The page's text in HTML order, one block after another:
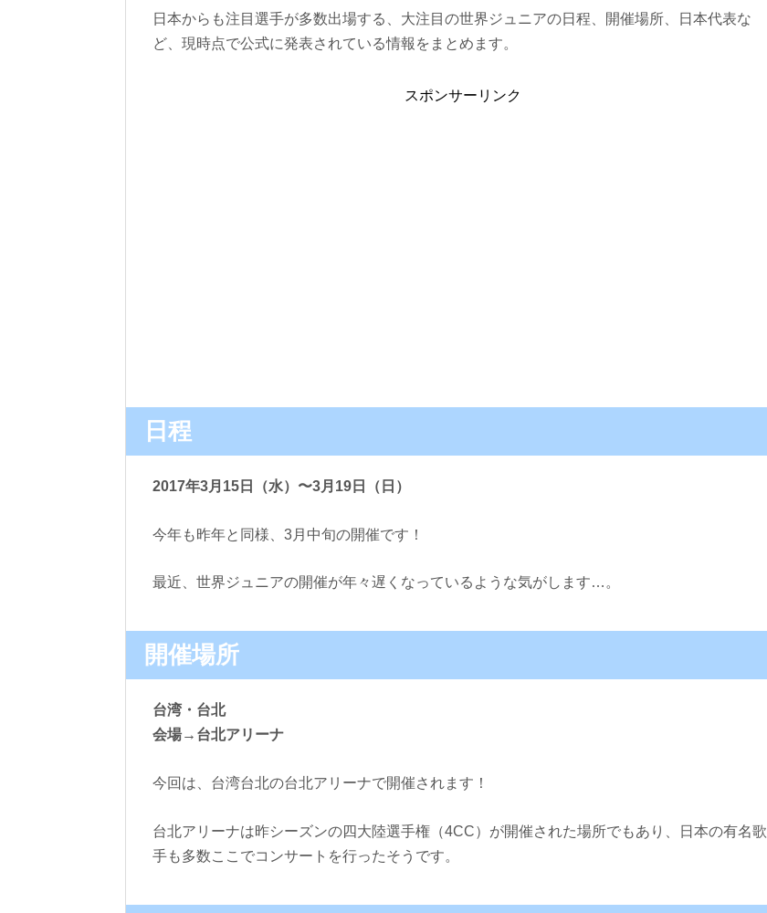
日本からも注目選手が多数出場する、大注目の世界ジュニアの日程、開催場所、日本代表な
ど、現時点で公式に発表されている情報をまとめます。
スポンサーリンク
日程
2017年3月15日（水）〜3月19日（日）
今年も昨年と同様、3月中旬の開催です！
最近、世界ジュニアの開催が年々遅くなっているような気がします…。
開催場所
台湾・台北
会場→台北アリーナ
今回は、台湾台北の台北アリーナで開催されます！
台北アリーナは昨シーズンの四大陸選手権（4CC）が開催された場所でもあり、日本の有名歌
手も多数ここでコンサートを行ったそうです。